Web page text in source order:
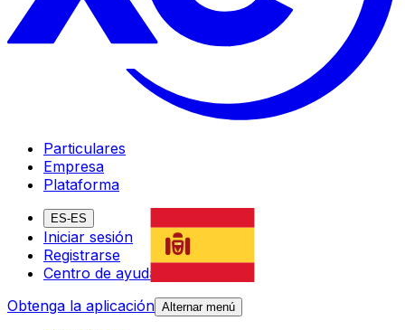
Particulares
Empresa
Plataforma
ES-ES
Iniciar sesión
Registrarse
Centro de ayuda
Obtenga la aplicación Alternar menú